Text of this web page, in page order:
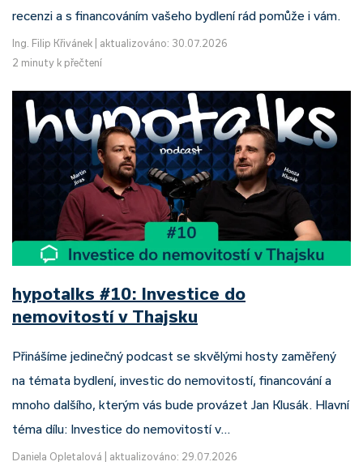
recenzi a s financováním vašeho bydlení rád pomůže i vám.
Ing. Filip Křivánek
aktualizováno: 30.07.2026
2 minuty k přečtení
hypotalks #10: Investice do
nemovitostí v Thajsku
Přinášíme jedinečný podcast se skvělými hosty zaměřený
na témata bydlení, investic do nemovitostí, financování a
mnoho dalšího, kterým vás bude provázet Jan Klusák. Hlavní
téma dílu: Investice do nemovitostí v…
Daniela Opletalová
aktualizováno: 29.07.2026